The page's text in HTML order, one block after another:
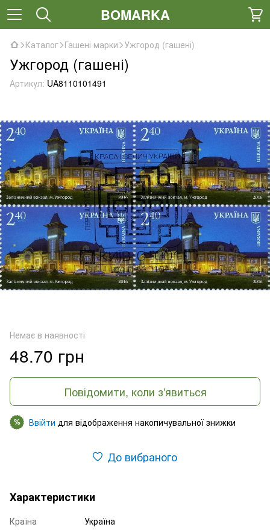
BOMARKA
Каталог Гашені марки Ужгород (гашені)
Ужгород (гашені)
Артикул: UA8110101491
Немає в наявності
48.70 грн
Повідомити, коли з'явиться
% Ввійти для відображення накопичувальної знижки
До вибраного
Характеристики
Країна
Україна